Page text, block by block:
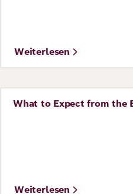
Weiterlesen
Perspective
What to Expect from the
Weiterlesen